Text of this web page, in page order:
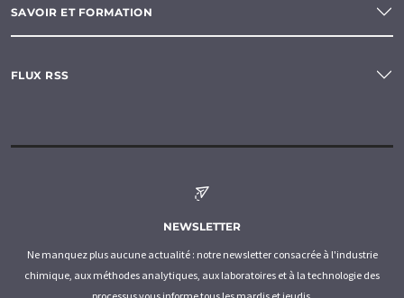
SAVOIR ET FORMATION
FLUX RSS
NEWSLETTER
Ne manquez plus aucune actualité : notre newsletter consacrée à l'industrie
chimique, aux méthodes analytiques, aux laboratoires et à la technologie des